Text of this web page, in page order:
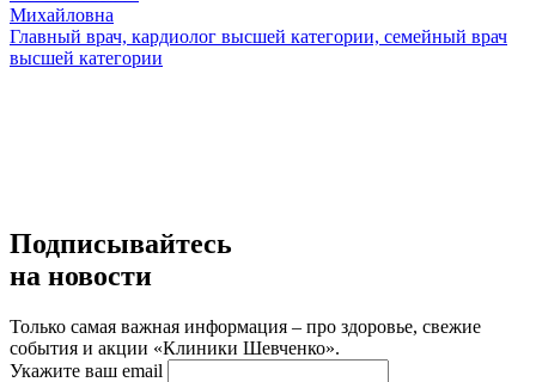
Михайловна
Главный врач, кардиолог высшей категории, семейный врач
высшей категории
Подписывайтесь
на новости
Только самая важная информация – про здоровье, свежие
события и акции «Клиники Шевченко».
Укажите ваш email